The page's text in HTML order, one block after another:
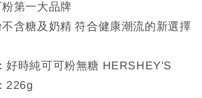
第一大品牌
含糖及奶精 符合健康潮流的新選擇
好時純可可粉無糖 HERSHEY'S
226g